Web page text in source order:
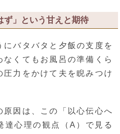
ず」という甘えと期待
にバタバタと夕飯の支度を
なくてもお風呂の準備くら
力をかけて夫を睨みつけ
原因は、この「以心伝心へ
達心理の観点（A）で見る